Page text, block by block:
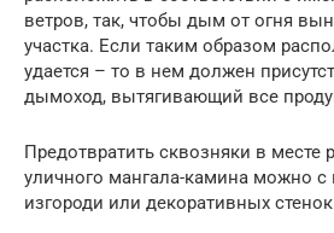
ветров, так, чтобы дым от огня
участка. Если таким образом
удается – то в нем должен
дымоход, вытягивающий все
Предотвратить сквозняки в месте
уличного мангала-камина можно
изгороди или декоративных